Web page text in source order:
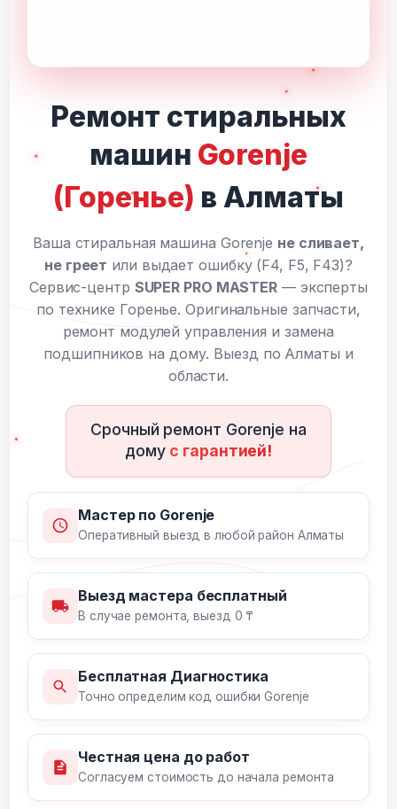
Ремонт стиральных
машин Gorenje
(Горенье) в Алматы
Ваша стиральная машина Gorenje не сливает,
не греет или выдает ошибку (F4, F5, F43)?
Сервис-центр SUPER PRO MASTER — эксперты
по технике Горенье. Оригинальные запчасти,
ремонт модулей управления и замена
подшипников на дому. Выезд по Алматы и
области.
Срочный ремонт Gorenje на
дому с гарантией!
Мастер по Gorenje
Оперативный выезд в любой район Алматы
Выезд мастера бесплатный
В случае ремонта, выезд 0 ₸
Бесплатная Диагностика
Точно определим код ошибки Gorenje
Честная цена до работ
Согласуем стоимость до начала ремонта